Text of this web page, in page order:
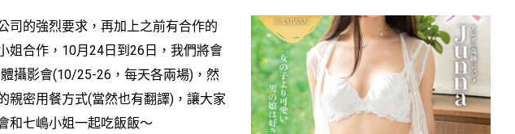
的強烈要求，再加上之前有合作的
姐合作，10月24日到26日，我們將會
攝影會(10/25-26，每天各兩場)，然
親密用餐方式(當然也有翻譯)，讓大家
和七嶋小姐一起吃飯飯〜